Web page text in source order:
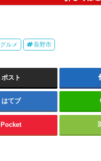
グルメ 長野市
ポスト
はてブ
Pocket